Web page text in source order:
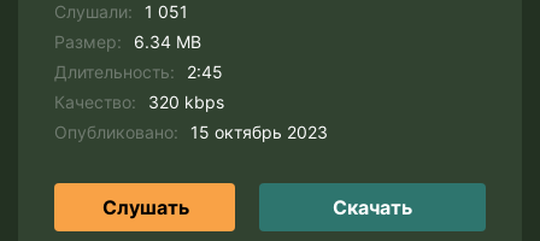
Слушали:
1 051
Размер:
6.34 MB
Длительность:
2:45
Качество:
320 kbps
Опубликовано:
15 октябрь 2023
Слушать Скачать